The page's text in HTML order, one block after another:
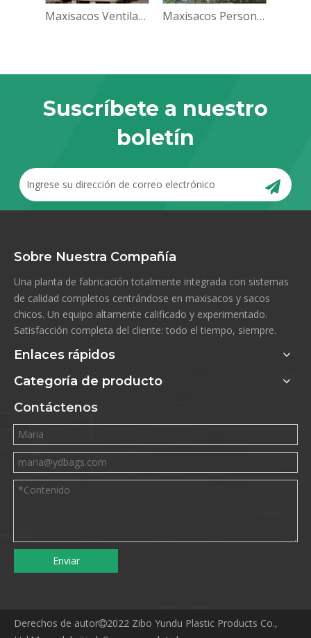
Maxisacos Ventilados Maxisacos Personalizados
Suscríbete a nuestro
boletín
Sobre Nuestra Compañía
Una planta de fabricación totalmente integrada con sistemas
de calidad completos centrándose en maxisacos y sacos
chicos. Un equipo altamente calificado y experimentado.
Satisfacción completa del cliente: todo el tiempo, siempre.
Enlaces rápidos
Categoría de producto
Contáctenos
Enviar
Derechos de autor2022 Zibo Yundu Plastic Products Co.,